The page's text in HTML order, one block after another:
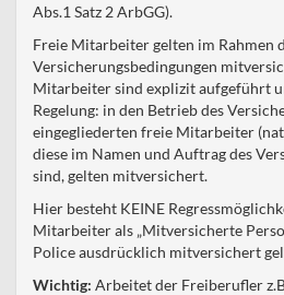
Abs.1 Satz 2 ArbGG).
Freie Mitarbeiter gelten im Rahmen
Versicherungsbedingungen
Mitarbeiter sind explizit aufgeführt
Regelung: in den Betrieb des
eingegliederten freie Mitarbeiter
diese im Namen und Auftrag des
sind, gelten mitversichert.
Hier besteht KEINE
Mitarbeiter als „Mitversicherte
Police ausdrücklich mitversichert
Wichtig: Arbeitet der Freiberufler